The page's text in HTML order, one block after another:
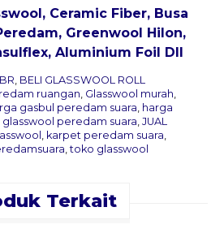
, Ceramic Fiber, Busa
Greenwool Hilon,
Aluminium Foil Dll
BELI GLASSWOOL ROLL
ruangan Glasswool murah
gasbul peredam suara harga
glasswool peredam suara JUAL
karpet peredam suara
,toko glasswool
Terkait
Pesan